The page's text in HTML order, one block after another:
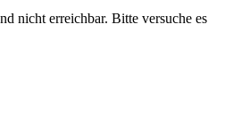
nicht erreichbar. Bitte versuche es